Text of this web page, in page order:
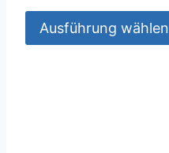
Ausführung wählen